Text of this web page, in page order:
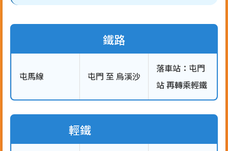
鐵路
屯馬線 屯門 至 烏溪沙
落車站：屯門
站 再轉乘輕鐵
輕鐵